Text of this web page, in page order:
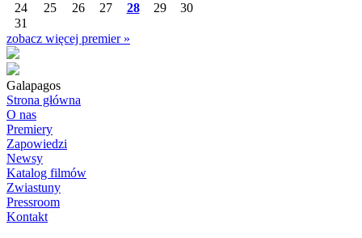
24
25 26 27 28 29
30
31
zobacz więcej premier »
Galapagos
Strona główna
O nas
Premiery
Zapowiedzi
Newsy
Katalog filmów
Zwiastuny
Pressroom
Kontakt